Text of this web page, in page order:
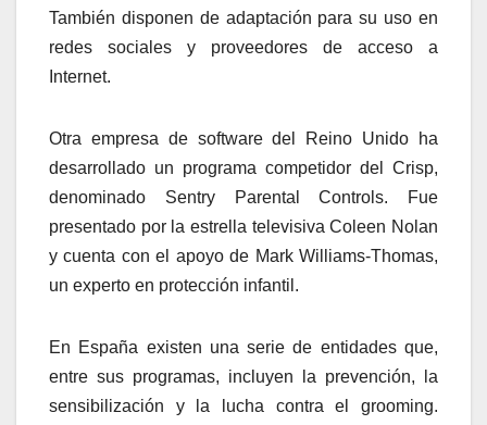
También disponen de adaptación para su uso en
redes sociales y proveedores de acceso a
Internet.
Otra empresa de software del Reino Unido ha
desarrollado un programa competidor del Crisp,
denominado Sentry Parental Controls. Fue
presentado por la estrella televisiva Coleen Nolan
y cuenta con el apoyo de Mark Williams-Thomas,
un experto en protección infantil.
En España existen una serie de entidades que,
entre sus programas, incluyen la prevención, la
sensibilización y la lucha contra el grooming.